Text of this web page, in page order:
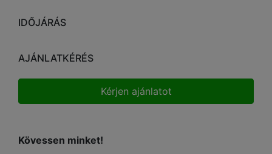
IDŐJÁRÁS
AJÁNLATKÉRÉS
Kérjen ajánlatot
Kövessen minket!